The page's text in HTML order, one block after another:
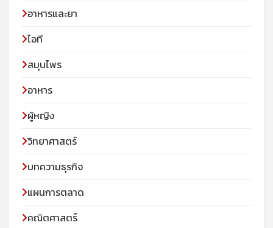
อาหารและยา
ไอที
สมุนไพร
อาหาร
ผู้หญิง
วิทยาศาสตร์
บทความธุรกิจ
แผนการตลาด
คณิตศาสตร์